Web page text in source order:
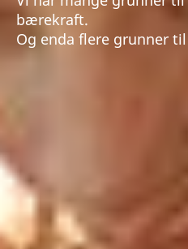
bærekraft.
Og enda flere grunner